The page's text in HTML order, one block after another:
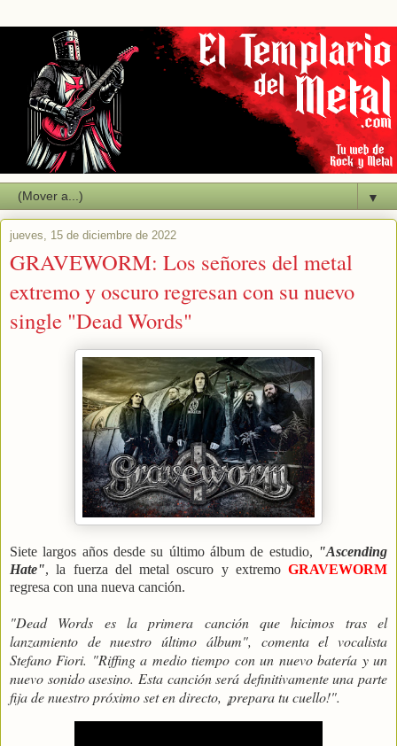
▼
jueves, 15 de diciembre de 2022
GRAVEWORM: Los señores del metal
extremo y oscuro regresan con su nuevo
single "Dead Words"
Siete largos años desde su último álbum de estudio, "Ascending
Hate", la fuerza del metal oscuro y extremo GRAVEWORM
regresa con una nueva canción.
"Dead Words es la primera canción que hicimos tras el
lanzamiento de nuestro último álbum", comenta el vocalista
Stefano Fiori. "Riffing a medio tiempo con un nuevo batería y un
nuevo sonido asesino. Esta canción será definitivamente una parte
fija de nuestro próximo set en directo, ¡prepara tu cuello!".